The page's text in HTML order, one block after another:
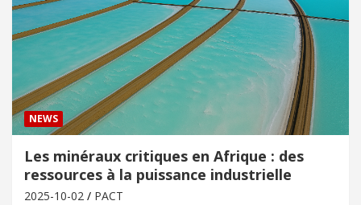
NEWS
Les minéraux critiques en Afrique : des
ressources à la puissance industrielle
2025-10-02 PACT